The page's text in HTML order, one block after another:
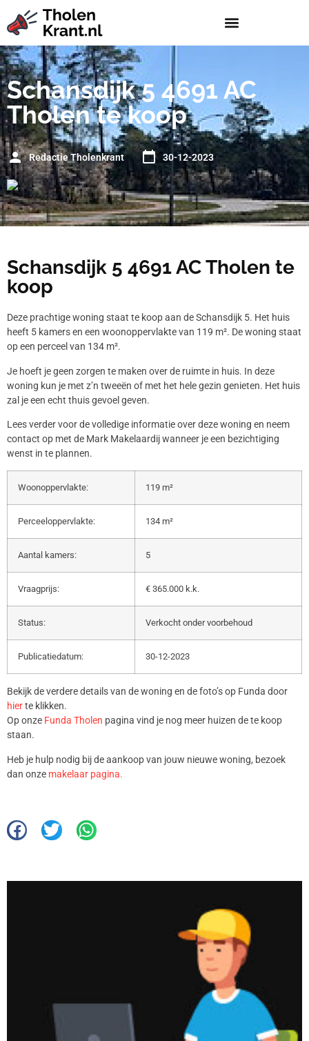
Schansdijk 5 4691 AC
Tholen te koop
Redactie Tholenkrant 30-12-2023
Schansdijk 5 4691 AC Tholen te
koop
Deze prachtige woning staat te koop aan de Schansdijk 5. Het huis
heeft 5 kamers en een woonoppervlakte van 119 m². De woning staat
op een perceel van 134 m².
Je hoeft je geen zorgen te maken over de ruimte in huis. In deze
woning kun je met z’n tweeën of met het hele gezin genieten. Het huis
zal je een echt thuis gevoel geven.
Lees verder voor de volledige informatie over deze woning en neem
contact op met de Mark Makelaardij wanneer je een bezichtiging
wenst in te plannen.
Woonoppervlakte: 119 m²
Perceeloppervlakte: 134 m²
Aantal kamers: 5
Vraagprijs: € 365.000 k.k.
Status: Verkocht onder voorbehoud
Publicatiedatum: 30-12-2023
Bekijk de verdere details van de woning en de foto’s op Funda door
hierte klikken.
Op onze Funda Tholen pagina vind je nog meer huizen de te koop
staan.
Heb je hulp nodig bij de aankoop van jouw nieuwe woning, bezoek
dan onze makelaar pagina.